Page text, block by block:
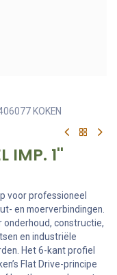
KOKEN
IMP. 1''
voor professioneel
en moerverbindingen.
onderhoud, constructie,
en industriële
Het 6-kant profiel
Flat Drive-principe